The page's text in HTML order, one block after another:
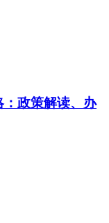
：政策解读、办